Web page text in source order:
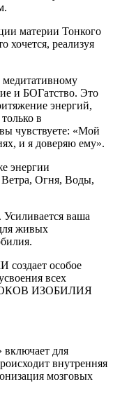
материи Тонкого
хочется, реализуя
медитативному
и БОГатство. Это
энергий,
в
чувствуете: «Мой
и я доверяю ему».
энергии
Ветра, Огня, Воды,
ваша
живых
особое
всех
ИЗОБИЛИЯ
для
внутренняя
мозговых